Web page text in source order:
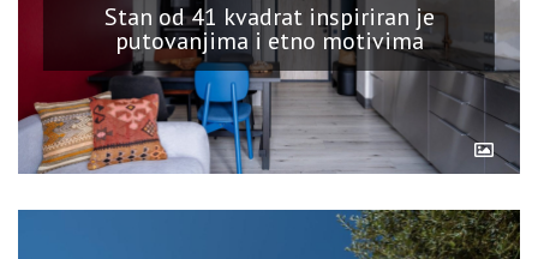
Stan od 41 kvadrat inspiriran je
putovanjima i etno motivima